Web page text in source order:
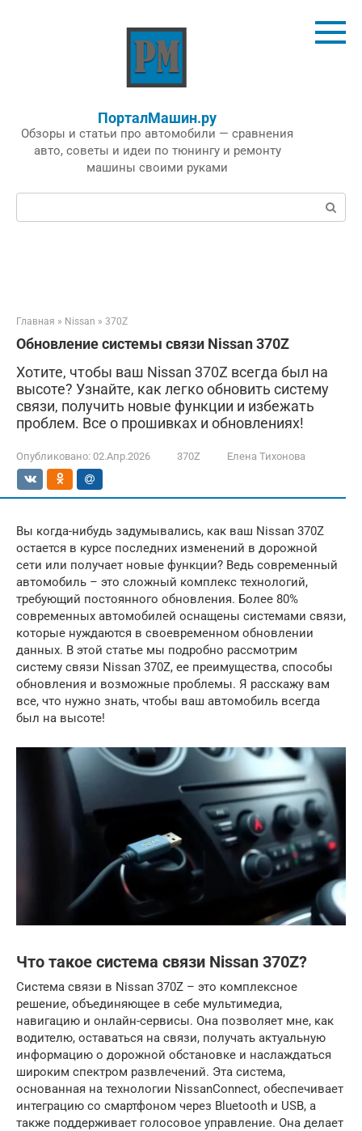
ПорталМашин.ру
Обзоры и статьи про автомобили — сравнения
авто, советы и идеи по тюнингу и ремонту
машины своими руками
Поиск:
Главная » Nissan » 370Z
Обновление системы связи Nissan 370Z
Хотите, чтобы ваш Nissan 370Z всегда был на
высоте? Узнайте, как легко обновить систему
связи, получить новые функции и избежать
проблем. Все о прошивках и обновлениях!
Опубликовано: 02.Апр.2026 370Z Елена Тихонова
Вы когда-нибудь задумывались, как ваш Nissan 370Z
остается в курсе последних изменений в дорожной
сети или получает новые функции? Ведь современный
автомобиль – это сложный комплекс технологий,
требующий постоянного обновления. Более 80%
современных автомобилей оснащены системами связи,
которые нуждаются в своевременном обновлении
данных. В этой статье мы подробно рассмотрим
систему связи Nissan 370Z, ее преимущества, способы
обновления и возможные проблемы. Я расскажу вам
все, что нужно знать, чтобы ваш автомобиль всегда
был на высоте!
Что такое система связи Nissan 370Z?
Система связи в Nissan 370Z – это комплексное
решение, объединяющее в себе мультимедиа,
навигацию и онлайн-сервисы. Она позволяет мне, как
водителю, оставаться на связи, получать актуальную
информацию о дорожной обстановке и наслаждаться
широким спектром развлечений. Эта система,
основанная на технологии NissanConnect, обеспечивает
интеграцию со смартфоном через Bluetooth и USB, а
также поддерживает голосовое управление. Она делает